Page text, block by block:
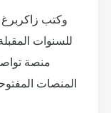
وكتب
للسنوات
منصة
المنصات